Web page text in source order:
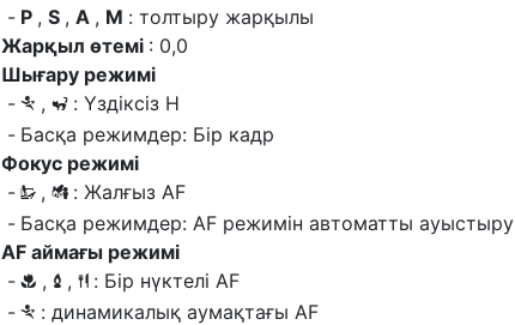
P , S , A , M : толтыру жарқылы
Жарқыл өтемі : 0,0
Шығару режимі
m , f : Үздіксіз H
Басқа режимдер: Бір кадр
Фокус режимі
U , 6 : Жалғыз AF
Басқа режимдер: AF режимін автоматты ауыстыру
AF аймағы режимі
n , g , 0 : Бір нүктелі AF
m : динамикалық аумақтағы AF